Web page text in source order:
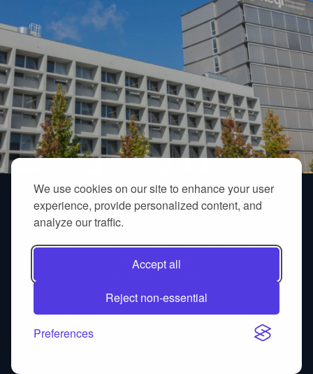
We use cookies on our site to enhance your user
experience, provide personalized content, and
analyze our traffic.
Accept all
Reject non-essential
Preferences
proGrow participa en workshop
organizado por INEGI
Diana Morgado